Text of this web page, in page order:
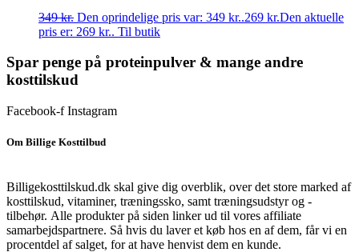
349kr. Den oprindelige pris var: 349 kr..269 kr.Den aktuelle
pris er: 269 kr.. Til butik
Spar penge på proteinpulver & mange andre
kosttilskud
Facebook-f Instagram
Om Billige Kosttilbud
Billigekosttilskud.dk skal give dig overblik, over det store marked af
kosttilskud, vitaminer, træningssko, samt træningsudstyr og -
tilbehør. Alle produkter på siden linker ud til vores affiliate
samarbejdspartnere. Så hvis du laver et køb hos en af dem, får vi en
procentdel af salget, for at have henvist dem en kunde.